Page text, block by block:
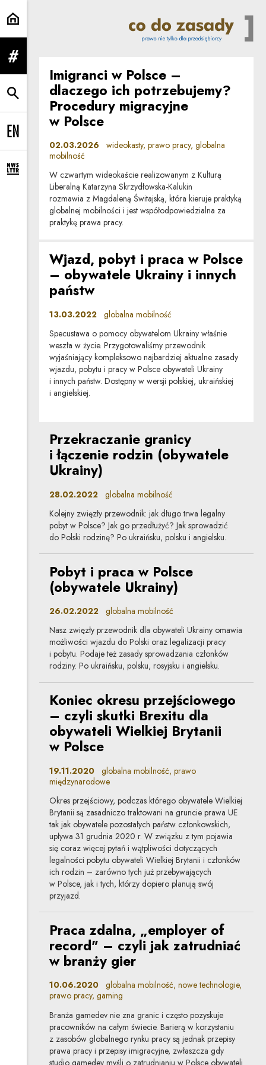
globalna mobilność | Co do
rozwiń menu
rozwiń wyszukiwarkę
Change language to EN
rozwiń formularz zapisu na newsletter
Imigranci w Polsce –
dlaczego ich potrzebujemy?
Procedury migracyjne
w Polsce
02.03.2026 wideokasty, prawo pracy, globalna
mobilność
W czwartym wideokaście realizowanym z Kulturą
Liberalną Katarzyna Skrzydłowska-Kalukin
rozmawia z Magdaleną Świtajską, która kieruje praktyką
globalnej mobilności i jest współodpowiedzialna za
praktykę prawa pracy.
Wjazd, pobyt i praca w Polsce
– obywatele Ukrainy i innych
państw
13.03.2022 globalna mobilność
Specustawa o pomocy obywatelom Ukrainy właśnie
weszła w życie. Przygotowaliśmy przewodnik
wyjaśniający kompleksowo najbardziej aktualne zasady
wjazdu, pobytu i pracy w Polsce obywateli Ukrainy
i innych państw. Dostępny w wersji polskiej, ukraińskiej
i angielskiej.
Przekraczanie granicy
i łączenie rodzin (obywatele
Ukrainy)
28.02.2022 globalna mobilność
Kolejny zwięzły przewodnik: jak długo trwa legalny
pobyt w Polsce? Jak go przedłużyć? Jak sprowadzić
do Polski rodzinę? Po ukraińsku, polsku i angielsku.
Pobyt i praca w Polsce
(obywatele Ukrainy)
26.02.2022 globalna mobilność
Nasz zwięzły przewodnik dla obywateli Ukrainy omawia
możliwości wjazdu do Polski oraz legalizacji pracy
i pobytu. Podaje też zasady sprowadzania członków
rodziny. Po ukraińsku, polsku, rosyjsku i angielsku.
Koniec okresu przejściowego
– czyli skutki Brexitu dla
obywateli Wielkiej Brytanii
w Polsce
19.11.2020 globalna mobilność, prawo
międzynarodowe
Okres przejściowy, podczas którego obywatele Wielkiej
Brytanii są zasadniczo traktowani na gruncie prawa UE
tak jak obywatele pozostałych państw członkowskich,
upływa 31 grudnia 2020 r. W związku z tym pojawia
się coraz więcej pytań i wątpliwości dotyczących
legalności pobytu obywateli Wielkiej Brytanii i członków
ich rodzin – zarówno tych już przebywających
w Polsce, jak i tych, którzy dopiero planują swój
przyjazd.
Praca zdalna, „employer of
record" – czyli jak zatrudniać
w branży gier
10.06.2020 globalna mobilność, nowe technologie,
prawo pracy, gaming
Branża gamedev nie zna granic i często pozyskuje
pracowników na całym świecie. Barierą w korzystaniu
z zasobów globalnego rynku pracy są jednak przepisy
prawa pracy i przepisy imigracyjne, zwłaszcza gdy
studio gamedev myśli o zatrudnianiu w Polsce obywateli